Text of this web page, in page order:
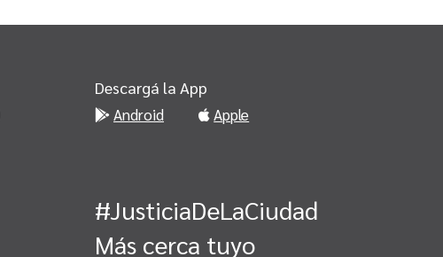
Descargá la App
Android Apple
#JusticiaDeLaCiudad
Más cerca tuyo